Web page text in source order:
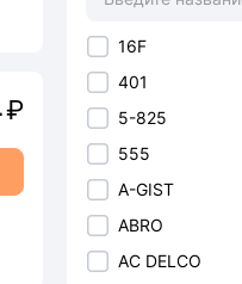
₽
16F
401
5-825
555
A-GIST
ABRO
AC DELCO